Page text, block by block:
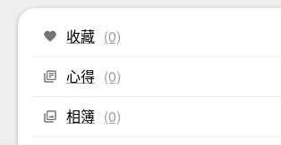
收藏 (0)
心得 (0)
相簿 (0)